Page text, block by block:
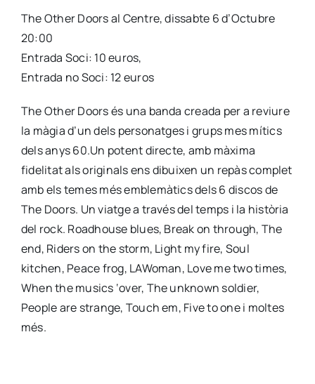
The Other Doors al Centre, dissabte 6 d’Octubre
20:00
Entrada Soci: 10 euros,
Entrada no Soci: 12 euros
The Other Doors és una banda creada per a reviure
la màgia d’un dels personatges i grups mes mítics
dels anys 60.Un potent directe, amb màxima
fidelitat als originals ens dibuixen un repàs complet
amb els temes més emblemàtics dels 6 discos de
The Doors. Un viatge a través del temps i la història
del rock. Roadhouse blues, Break on through, The
end, Riders on the storm, Light my fire, Soul
kitchen, Peace frog, LAWoman, Love me two times,
When the musics ‘over, The unknown soldier,
People are strange, Touch em, Five to one i moltes
més.